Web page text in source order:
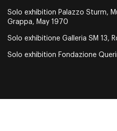
Solo exhibition Palazzo Sturm,
Grappa, May 1970
Solo exhibitione Galleria SM 13,
Solo exhibition Fondazione